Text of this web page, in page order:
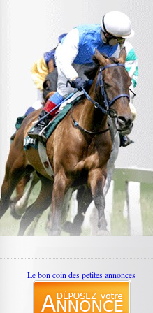
Le bon coin des petites annonces